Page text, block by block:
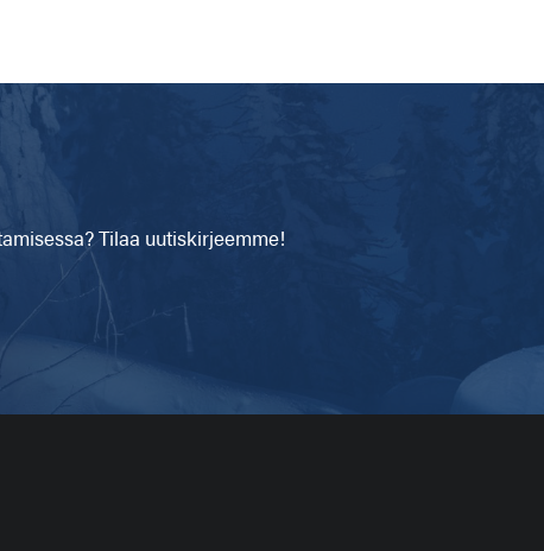
Tilaa uutiskirjeemme!